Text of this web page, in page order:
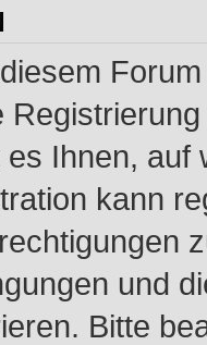
Ihnen,
kann
und
Bitte